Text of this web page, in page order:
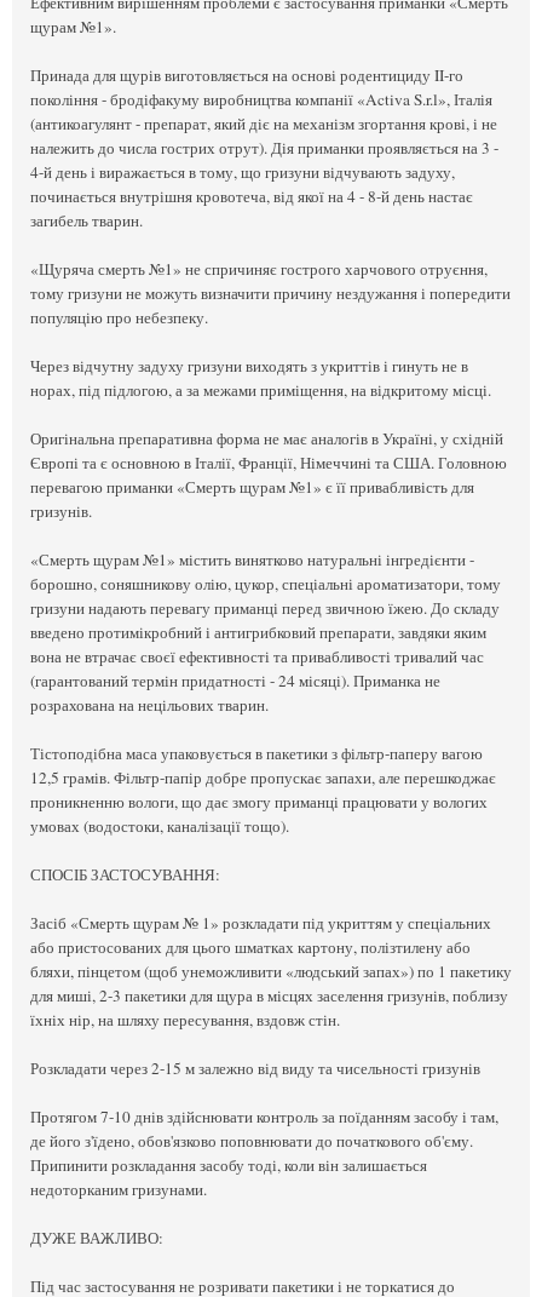
щурам №1».
Принада для щурів виготовляється на основі родентициду II-го
покоління - бродіфакуму виробництва компанії «Activa S.r.l», Італія
(антикоагулянт - препарат, який діє на механізм згортання крові, і не
належить до числа гострих отрут). Дія приманки проявляється на 3 -
4-й день і виражається в тому, що гризуни відчувають задуху,
починається внутрішня кровотеча, від якої на 4 - 8-й день настає
загибель тварин.
«Щуряча смерть №1» не спричиняє гострого харчового отруєння,
тому гризуни не можуть визначити причину нездужання і попередити
популяцію про небезпеку.
Через відчутну задуху гризуни виходять з укриттів і гинуть не в
норах, під підлогою, а за межами приміщення, на відкритому місці.
Оригінальна препаративна форма не має аналогів в Україні, у східній
Європі та є основною в Італії, Франції, Німеччині та США. Головною
перевагою приманки «Смерть щурам №1» є її привабливість для
гризунів.
«Смерть щурам №1» містить винятково натуральні інгредієнти -
борошно, соняшникову олію, цукор, спеціальні ароматизатори, тому
гризуни надають перевагу приманці перед звичною їжею. До складу
введено протимікробний і антигрибковий препарати, завдяки яким
вона не втрачає своєї ефективності та привабливості тривалий час
(гарантований термін придатності - 24 місяці). Приманка не
розрахована на нецільових тварин.
Тістоподібна маса упаковується в пакетики з фільтр-паперу вагою
12,5 грамів. Фільтр-папір добре пропускає запахи, але перешкоджає
проникненню вологи, що дає змогу приманці працювати у вологих
умовах (водостоки, каналізації тощо).
СПОСІБ ЗАСТОСУВАННЯ:
Засіб «Смерть щурам № 1» розкладати під укриттям у спеціальних
або пристосованих для цього шматках картону, полізтилену або
бляхи, пінцетом (щоб унеможливити «людський запах») по 1 пакетику
для миші, 2-3 пакетики для щура в місцях заселення гризунів, поблизу
їхніх нір, на шляху пересування, вздовж стін.
Розкладати через 2-15 м залежно від виду та чисельності гризунів
Протягом 7-10 днів здійснювати контроль за поїданням засобу і там,
де його з'їдено, обов'язково поповнювати до початкового об'єму.
Припинити розкладання засобу тоді, коли він залишається
недоторканим гризунами.
ДУЖЕ ВАЖЛИВО:
Під час застосування не розривати пакетики і не торкатися до